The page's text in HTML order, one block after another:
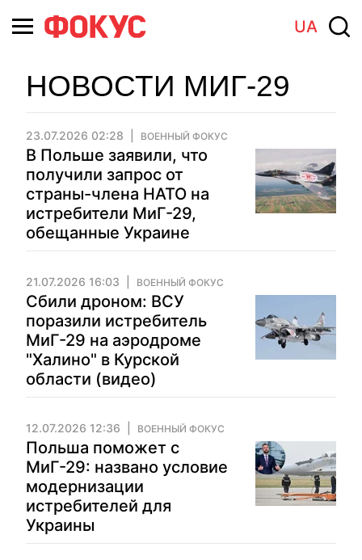
UA
НОВОСТИ МИГ-29
23.07.2026 02:28 ВОЕННЫЙ ФОКУС
В Польше заявили, что
получили запрос от
страны-члена НАТО на
истребители МиГ-29,
обещанные Украине
21.07.2026 16:03 ВОЕННЫЙ ФОКУС
Сбили дроном: ВСУ
поразили истребитель
МиГ-29 на аэродроме
"Халино" в Курской
области (видео)
12.07.2026 12:36 ВОЕННЫЙ ФОКУС
Польша поможет с
МиГ-29: названо условие
модернизации
истребителей для
Украины